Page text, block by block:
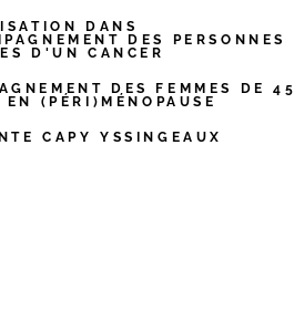
DANS
DES PERSONNES
D'UN CANCER
DES FEMMES DE 45
EN (PÉRI)MÉNOPAUSE
CAPY YSSINGEAUX